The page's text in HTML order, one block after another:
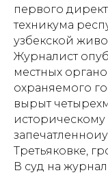
первого
техникума
узбекской
Журналист
местных
охраняемого
вырыт
историческому
Третьяковке,
В суд на